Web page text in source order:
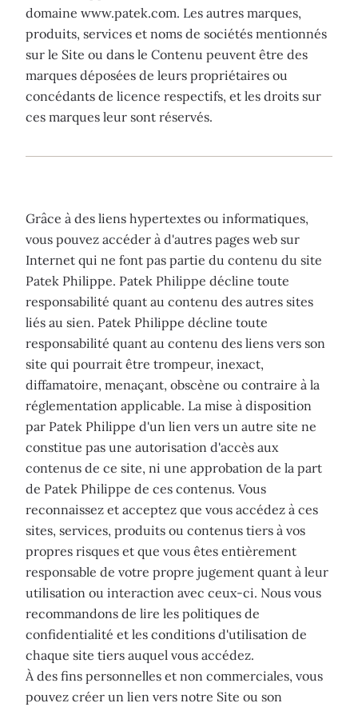
domaine www.patek.com. Les autres marques,
produits, services et noms de sociétés mentionnés
sur le Site ou dans le Contenu peuvent être des
marques déposées de leurs propriétaires ou
concédants de licence respectifs, et les droits sur
ces marques leur sont réservés.
Grâce à des liens hypertextes ou informatiques,
vous pouvez accéder à d'autres pages web sur
Internet qui ne font pas partie du contenu du site
Patek Philippe. Patek Philippe décline toute
responsabilité quant au contenu des autres sites
liés au sien. Patek Philippe décline toute
responsabilité quant au contenu des liens vers son
site qui pourrait être trompeur, inexact,
diffamatoire, menaçant, obscène ou contraire à la
réglementation applicable. La mise à disposition
par Patek Philippe d'un lien vers un autre site ne
constitue pas une autorisation d'accès aux
contenus de ce site, ni une approbation de la part
de Patek Philippe de ces contenus. Vous
reconnaissez et acceptez que vous accédez à ces
sites, services, produits ou contenus tiers à vos
propres risques et que vous êtes entièrement
responsable de votre propre jugement quant à leur
utilisation ou interaction avec ceux-ci. Nous vous
recommandons de lire les politiques de
confidentialité et les conditions d'utilisation de
chaque site tiers auquel vous accédez.
À des fins personnelles et non commerciales, vous
pouvez créer un lien vers notre Site ou son